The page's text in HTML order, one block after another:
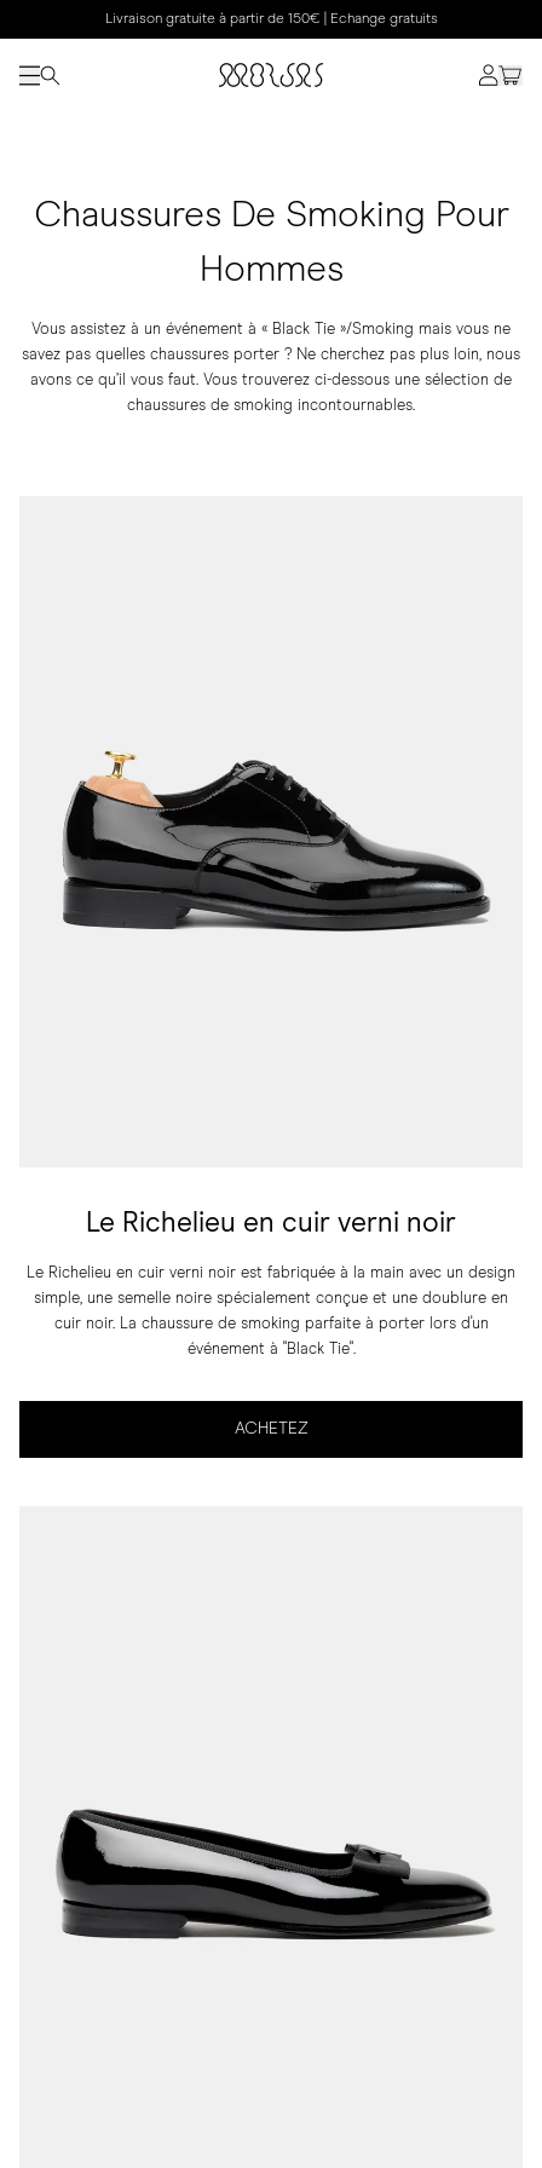
Livraison gratuite à partir de 150€ | Echange gratuits
Chaussures De Smoking Pour
Hommes
Vous assistez à un événement à « Black Tie »/Smoking mais vous ne
savez pas quelles chaussures porter ? Ne cherchez pas plus loin, nous
avons ce qu’il vous faut. Vous trouverez ci-dessous une sélection de
chaussures de smoking incontournables.
Le Richelieu en cuir verni noir
Le Richelieu en cuir verni noir est fabriquée à la main avec un design
simple, une semelle noire spécialement conçue et une doublure en
cuir noir. La chaussure de smoking parfaite à porter lors d'un
événement à "Black Tie".
ACHETEZ